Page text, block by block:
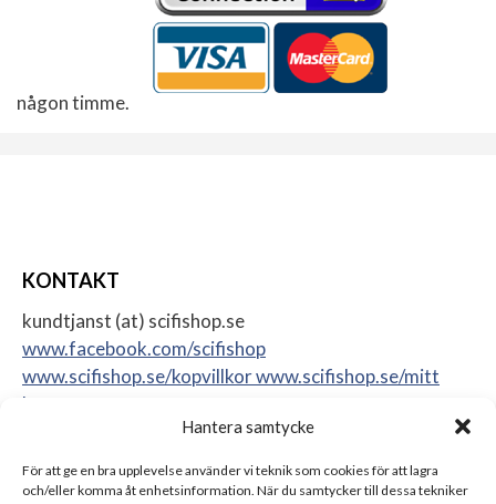
Hantera samtycke
För att ge en bra upplevelse använder vi teknik som cookies för att lagra
och/eller komma åt enhetsinformation. När du samtycker till dessa tekniker
någon timme.
KONTAKT
kundtjanst (at) scifishop.se
www.facebook.com/scifishop
www.scifishop.se/kopvillkorwww.scifishop.se/mitt
konto
Sweden